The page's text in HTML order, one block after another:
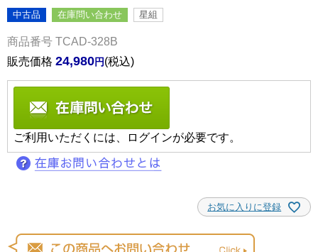
中古品 在庫問い合わせ 星組
商品番号 TCAD-328B
販売価格 24,980 税込
ご利用いただくには、ログインが必要です。
お気に入りに登録